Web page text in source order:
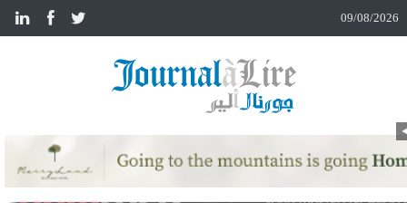
09/08/2026